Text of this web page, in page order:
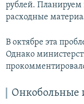
рублей. Планируем
расходные
В октябре эта
Однако
Онкобольные